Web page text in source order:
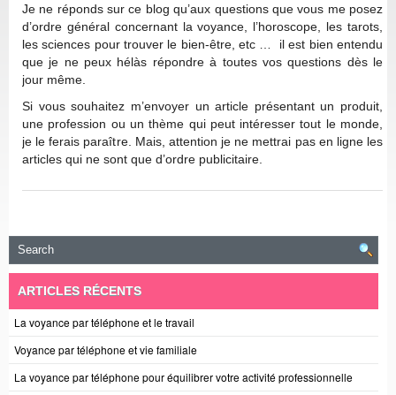
Je ne réponds sur ce blog qu’aux questions que vous me posez
d’ordre général concernant la voyance, l’horoscope, les tarots,
les sciences pour trouver le bien-être, etc … il est bien entendu
que je ne peux hélàs répondre à toutes vos questions dès le
jour même.
Si vous souhaitez m’envoyer un article présentant un produit,
une profession ou un thème qui peut intéresser tout le monde,
je le ferais paraître. Mais, attention je ne mettrai pas en ligne les
articles qui ne sont que d’ordre publicitaire.
ARTICLES RÉCENTS
La voyance par téléphone et le travail
Voyance par téléphone et vie familiale
La voyance par téléphone pour équilibrer votre activité professionnelle